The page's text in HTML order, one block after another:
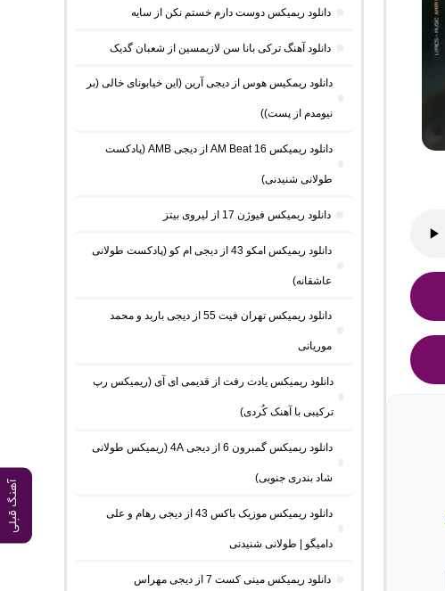
آهنگ قبلی
دانلود ریمیکس دوست دارم خستم نکن از سایه
دانلود آهنگ ترکی بانا سن لازیمسین از شعبان گدیک
دانلود ریمکیس هوس از دیجی آرین (این خیابونای خالی (بر
نیومدم از پست))
دانلود ریمیکس AM Beat 16 از دیجی AMB (پادکست
طولانی شنیدنی)
دانلود ریمیکس فیوژن 17 از لیروی بیتز
دانلود ریمیکس امکو 43 از دیجی ام کو (پادکست طولانی
عاشقانه)
دانلود ریمیکس تهران فیت 55 از دیجی باربد و محمد
موریانی
دانلود ریمیکس یادت رفت از قدیمی ای آی (ریمیکس رپ
ترکیبی با آهنک کُردی)
دانلود ریمیکس گمبرون 6 از دیجی 4A (ریمیکس طولانی
شاد بندری جنوبی)
دانلود ریمیکس موزیک باکس 43 از دیجی رهام و علی
دامیگو | طولانی شنیدنی
دانلود ریمیکس مینی کست 7 از دیجی مهراس